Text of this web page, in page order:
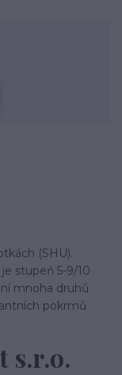
(SHU).
stupeň 5-9/10
mnoha druhů
pokrmů
s.r.o.